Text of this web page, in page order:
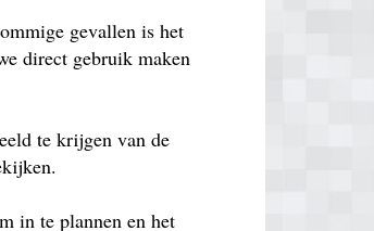
gevallen is het
direct gebruik maken
te krijgen van de
in te plannen en het